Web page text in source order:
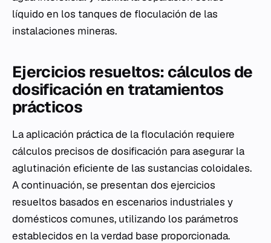
líquido en los tanques de floculación de las
instalaciones mineras.
Ejercicios resueltos: cálculos de
dosificación en tratamientos
prácticos
La aplicación práctica de la floculación requiere
cálculos precisos de dosificación para asegurar la
aglutinación eficiente de las sustancias coloidales.
A continuación, se presentan dos ejercicios
resueltos basados en escenarios industriales y
domésticos comunes, utilizando los parámetros
establecidos en la verdad base proporcionada.